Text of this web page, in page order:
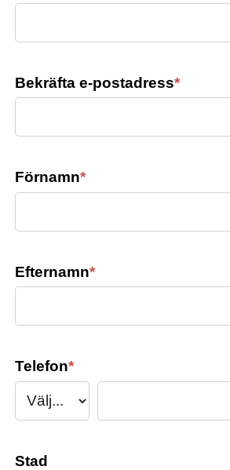
Bekräfta e-postadress*
Förnamn*
Efternamn*
Telefon*
Stad